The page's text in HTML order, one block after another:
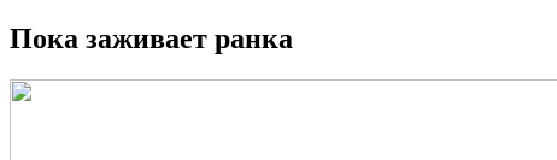
Пока заживает ранка